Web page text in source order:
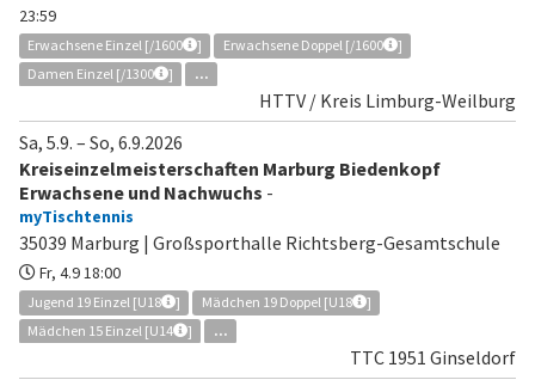
23:59
Erwachsene Einzel [/1600 ] Erwachsene Doppel [/1600
]
Damen Einzel [/1300
] ...
HTTV / Kreis Limburg-Weilburg
Sa, 5.9. – So, 6.9.2026
Kreiseinzelmeisterschaften Marburg Biedenkopf
Erwachsene und Nachwuchs -
myTischtennis
35039 Marburg | Großsporthalle Richtsberg-Gesamtschule
Fr, 4.9 18:00
Jugend 19 Einzel [U18 ] Mädchen 19 Doppel [U18
]
Mädchen 15 Einzel [U14
] ...
TTC 1951 Ginseldorf